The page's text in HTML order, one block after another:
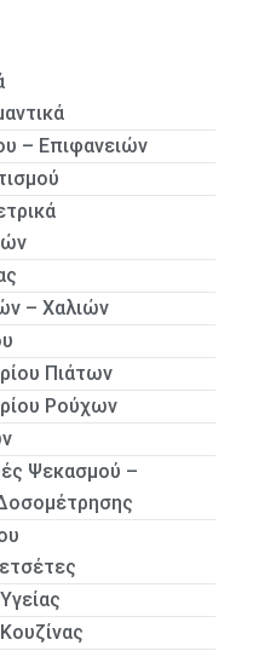
– Επιφανειών
– Χαλιών
Πιάτων
Ρούχων
Ψεκασμού –